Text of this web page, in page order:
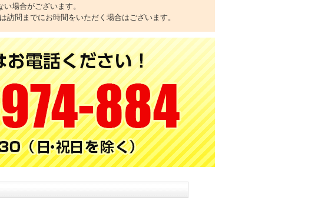
場合がございます。
問までにお時間をいただく場合はございます。